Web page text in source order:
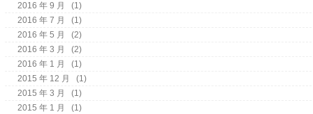
2016 年 9 月
(1)
2016 年 7 月
(1)
2016 年 5 月
(2)
2016 年 3 月
(2)
2016 年 1 月
(1)
2015 年 12 月
(1)
2015 年 3 月
(1)
2015 年 1 月
(1)